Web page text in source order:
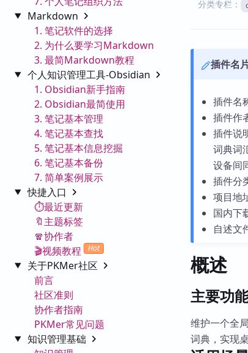
Markdown
1. 笔记软件的选择
2. 为什么要学习Markdown
3. 最简Markdown教程
个人知识管理工具-Obsidian
1. Obsidian新手指南
2. Obsidian最简使用
3. 笔记基本管理
4. 笔记基本查找
5. 笔记基本信息挖掘
6. 笔记基本备份
7. 简单案例展示
快捷入口
⏱️最近更新
🔖主题标签
🧣协作者
🎬视频教程
Hot
关于PKMer社区
前言
社区准则
协作者指南
PKMer常见问题
知识管理基础
分类专栏：
插件名
插件名
插件作
插件说
词典词
设备间
插件分
项目地
国内下
自述文
概述
主要功
维护一个全
词典，实现